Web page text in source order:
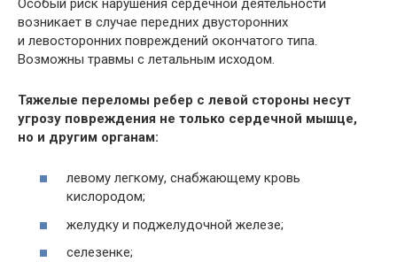
Особый риск нарушения сердечной деятельности
возникает в случае передних двусторонних
и левосторонних повреждений окончатого типа.
Возможны травмы с летальным исходом.
Тяжелые переломы ребер с левой стороны несут
угрозу повреждения не только сердечной мышце,
но и другим органам:
левому легкому, снабжающему кровь
кислородом;
желудку и поджелудочной железе;
селезенке;